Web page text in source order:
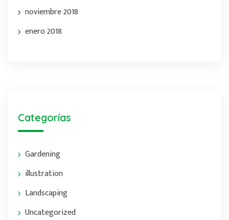
noviembre 2018
enero 2018
Categorías
Gardening
illustration
Landscaping
Uncategorized